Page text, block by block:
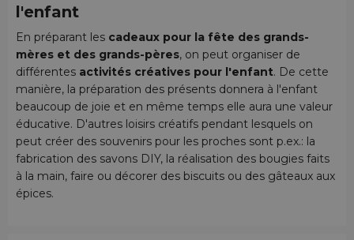
l'enfant
En préparant les cadeaux pour la fête des grands-
mères et des grands-pères, on peut organiser de
différentes activités créatives pour l'enfant. De cette
manière, la préparation des présents donnera à l'enfant
beaucoup de joie et en même temps elle aura une valeur
éducative. D'autres loisirs créatifs pendant lesquels on
peut créer des souvenirs pour les proches sont p.ex.: la
fabrication des savons DIY, la réalisation des bougies faits
à la main, faire ou décorer des biscuits ou des gâteaux aux
épices.